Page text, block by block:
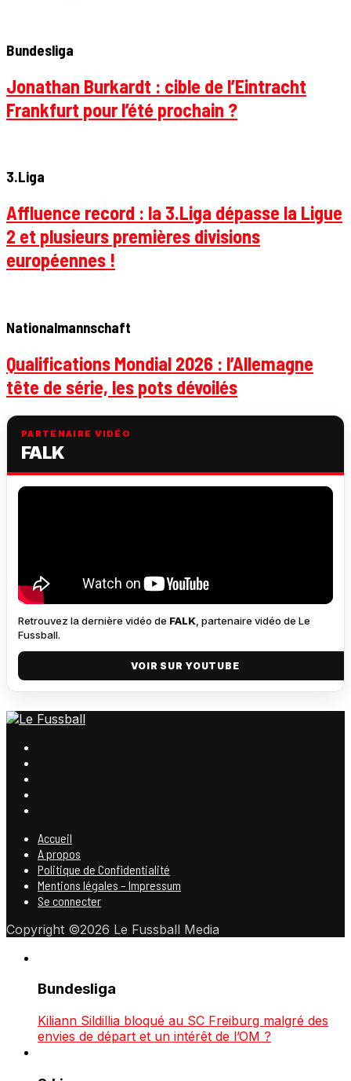
Bundesliga
Jonathan Burkardt : cible de l’Eintracht
Frankfurt pour l’été prochain ?
3.Liga
Affluence record : la 3.Liga dépasse la Ligue
2 et plusieurs premières divisions
européennes !
Nationalmannschaft
Qualifications Mondial 2026 : l’Allemagne
tête de série, les pots dévoilés
PARTENAIRE VIDÉO
FALK
Retrouvez la dernière vidéo de FALK , partenaire vidéo de Le
Fussball.
VOIR SUR YOUTUBE
Accueil
A propos
Politique de Confidentialité
Mentions légales – Impressum
Se connecter
Copyright ©2026 Le Fussball Media
Bundesliga
Kiliann Sildillia bloqué au SC Freiburg malgré des
envies de départ et un intérêt de l’OM ?